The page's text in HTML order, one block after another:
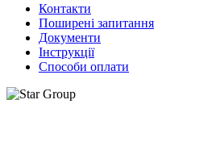
Контакти
Поширені запитання
Документи
Інструкції
Способи оплати